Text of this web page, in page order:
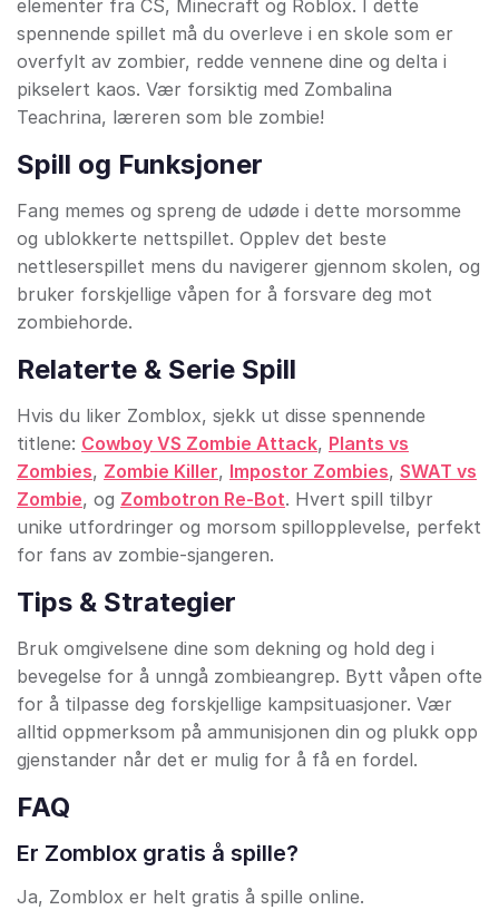
elementer fra CS, Minecraft og Roblox. I dette
spennende spillet må du overleve i en skole som er
overfylt av zombier, redde vennene dine og delta i
pikselert kaos. Vær forsiktig med Zombalina
Teachrina, læreren som ble zombie!
Spill og Funksjoner
Fang memes og spreng de udøde i dette morsomme
og ublokkerte nettspillet. Opplev det beste
nettleserspillet mens du navigerer gjennom skolen, og
bruker forskjellige våpen for å forsvare deg mot
zombiehorde.
Relaterte & Serie Spill
Hvis du liker Zomblox, sjekk ut disse spennende
titlene: Cowboy VS Zombie Attack, Plants vs
Zombies, Zombie Killer, Impostor Zombies, SWAT vs
Zombie, og Zombotron Re-Bot. Hvert spill tilbyr
unike utfordringer og morsom spillopplevelse, perfekt
for fans av zombie-sjangeren.
Tips & Strategier
Bruk omgivelsene dine som dekning og hold deg i
bevegelse for å unngå zombieangrep. Bytt våpen ofte
for å tilpasse deg forskjellige kampsituasjoner. Vær
alltid oppmerksom på ammunisjonen din og plukk opp
gjenstander når det er mulig for å få en fordel.
FAQ
Er Zomblox gratis å spille?
Ja, Zomblox er helt gratis å spille online.